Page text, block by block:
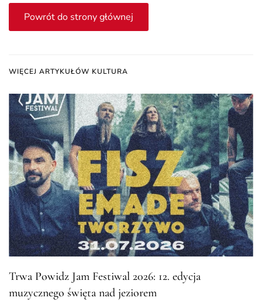
Powrót do strony głównej
WIĘCEJ ARTYKUŁÓW KULTURA
Trwa Powidz Jam Festiwal 2026: 12. edycja
muzycznego święta nad jeziorem